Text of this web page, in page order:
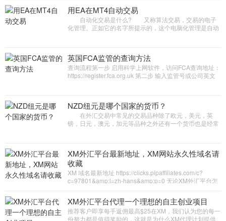
用EA在MT4自动交易
自动化交易是什么? 又称算法交易，交易的电子
化管理。正如它的名字所提示的，这个电脑化管理是自动
英国FCA监管的查询方法
查询流程第一步 启用科学上网软件，访问FCA查询地址：
https://register.fca.org.uk 第二步 输入监管号或公司英文
NZD纽元是哪个国家的货币？
在外汇交易中常见的交易品种除了欧元，美元，英
镑，日元，澳元，加元等品种之外还有一个货币也是经常
XM外汇平台最新地址，XM网站永久性域名请
收藏
XM 域名最新地址 https://clicks.pipaffiliates.com/c?
c=97801&amp;l=zh-hans&amp;p=0 无论XM外汇平台怎
在一段时间后XM网站登录...
XM外汇平台代理一个理想的自主创业项目
推荐客户即享每手返佣最高$25在XM，我们认为您的每一
份努力都是值得奖励的，这就是为什么XM代理计划提供